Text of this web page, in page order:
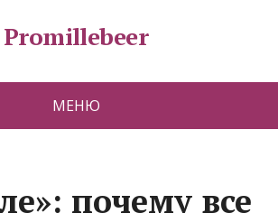
Promillebeer
МЕНЮ
почему все